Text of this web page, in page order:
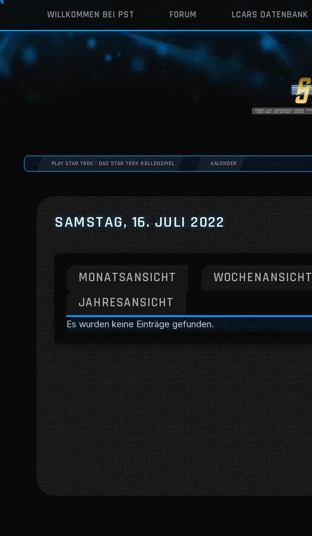
WILLKOMMEN BEI PST FORUM LCARS DATENBANK
PLAY STAR TREK - DAS STAR TREK ROLLENSPIEL KALENDER
SAMSTAG, 16. JULI 2022
MONATSANSICHT WOCHENANSICHT
JAHRESANSICHT
Es wurden keine Einträge gefunden.